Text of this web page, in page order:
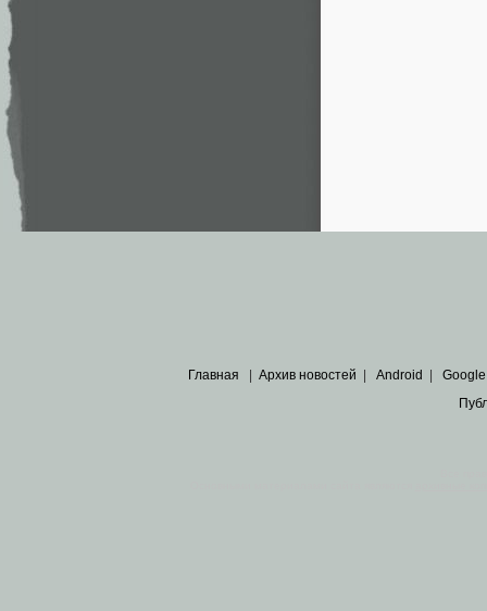
Главная Архив новостей Android Google